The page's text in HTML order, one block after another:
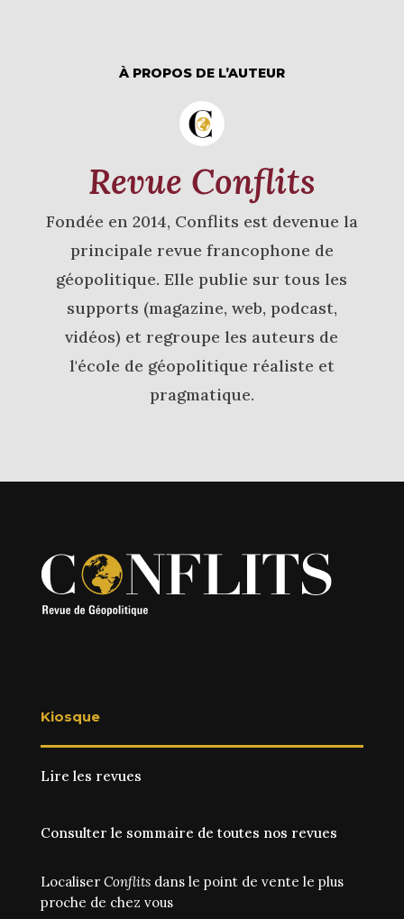
À PROPOS DE L’AUTEUR
Revue Conflits
Fondée en 2014, Conflits est devenue la
principale revue francophone de
géopolitique. Elle publie sur tous les
supports (magazine, web, podcast,
vidéos) et regroupe les auteurs de
l'école de géopolitique réaliste et
pragmatique.
Kiosque
Lire les revues
Consulter le sommaire de toutes nos revues
Localiser Conflitsdans le point de vente le plus
proche de chez vous